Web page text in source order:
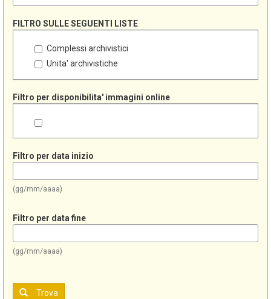
FILTRO SULLE SEGUENTI LISTE
Complessi archivistici
Unita' archivistiche
Filtro per disponibilita' immagini online
Filtro per data inizio
(gg/mm/aaaa)
Filtro per data fine
(gg/mm/aaaa)
Trova